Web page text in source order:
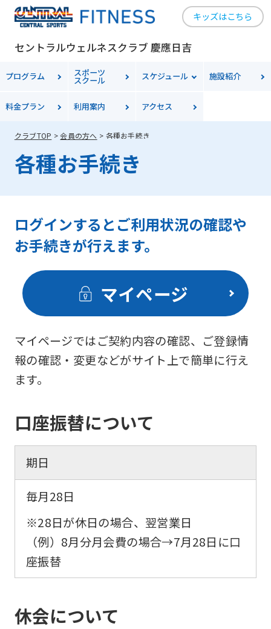
キッズはこちら
セントラルウェルネスクラブ 慶應日吉
プログラム スポーツ
スクール スケジュール 施設紹介
料金プラン 利用案内 アクセス
クラブTOP 会員の方へ 各種お手続き
各種お手続き
ログインするとご利用状況の確認や
お手続きが行えます。
マイページ
マイページではご契約内容の確認、ご登録情
報の確認・変更などがサイト上で簡単に行え
ます。
口座振替について
期日
毎月28日
※28日が休日の場合、翌営業日
（例）8月分月会費の場合→7月28日 に口
座振替
休会について